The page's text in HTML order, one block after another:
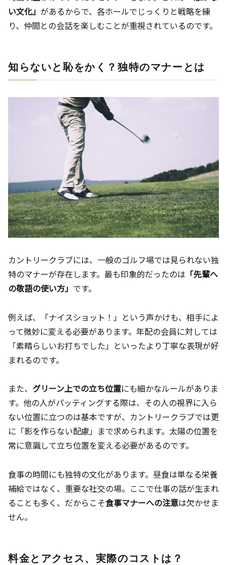
い文化」 があるからで、各ホールでじっくりと戦略を練
り、仲間との会話を楽しむことが重視されているのです。
知らないと恥をかく？独特のマナーとは
カントリークラブには、一般のゴルフ場では見られない独
特のマナーが存在します。最も印象的だったのは 「先輩へ
の敬語の使い方」 です。
例えば、「ナイスショット！」という声かけも、相手によ
って微妙に変える必要があります。年配の会員に対しては
「素晴らしいお打ちでした」といったより丁寧な表現が好
まれるのです。
また、 グリーン上での立ち位置にも細かなルールがありま
す。他の人がパッティングする際は、その人の視界に入ら
ない位置に立つのは基本ですが、カントリークラブでは更
に「影を作らない配慮」まで求められます。太陽の位置を
常に意識して立ち位置を変える必要があるのです。
食事の時間にも独特の文化があります。昼食は単なる栄養
補給ではなく、重要な社交の場。ここで仕事の話が生まれ
ることも多く、だからこそ食事マナーへの注意は欠かせま
せん。
料金とアクセス、実際のコストは？